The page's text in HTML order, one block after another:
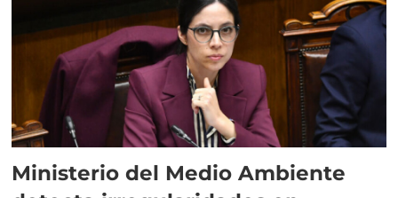
Ministerio del Medio Ambiente